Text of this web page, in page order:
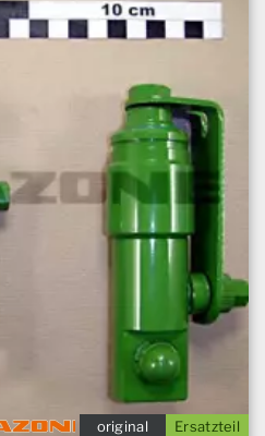
Ersatzteil
original